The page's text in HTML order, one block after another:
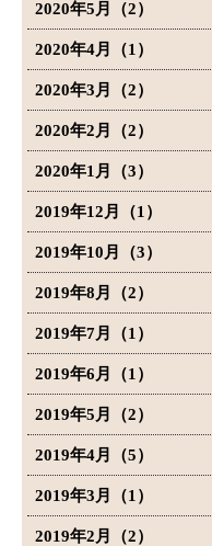
2020年5月（2）
2020年4月（1）
2020年3月（2）
2020年2月（2）
2020年1月（3）
2019年12月（1）
2019年10月（3）
2019年8月（2）
2019年7月（1）
2019年6月（1）
2019年5月（2）
2019年4月（5）
2019年3月（1）
2019年2月（2）